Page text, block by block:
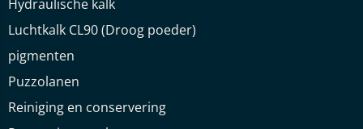
Hydraulische kalk
Luchtkalk CL90 (Droog poeder)
pigmenten
Puzzolanen
Reiniging en conservering